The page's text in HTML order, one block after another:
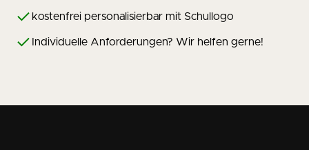
kostenfrei personalisierbar mit Schullogo
Individuelle Anforderungen? Wir helfen gerne!